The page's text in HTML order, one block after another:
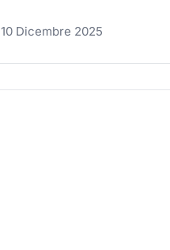
10 Dicembre 2025